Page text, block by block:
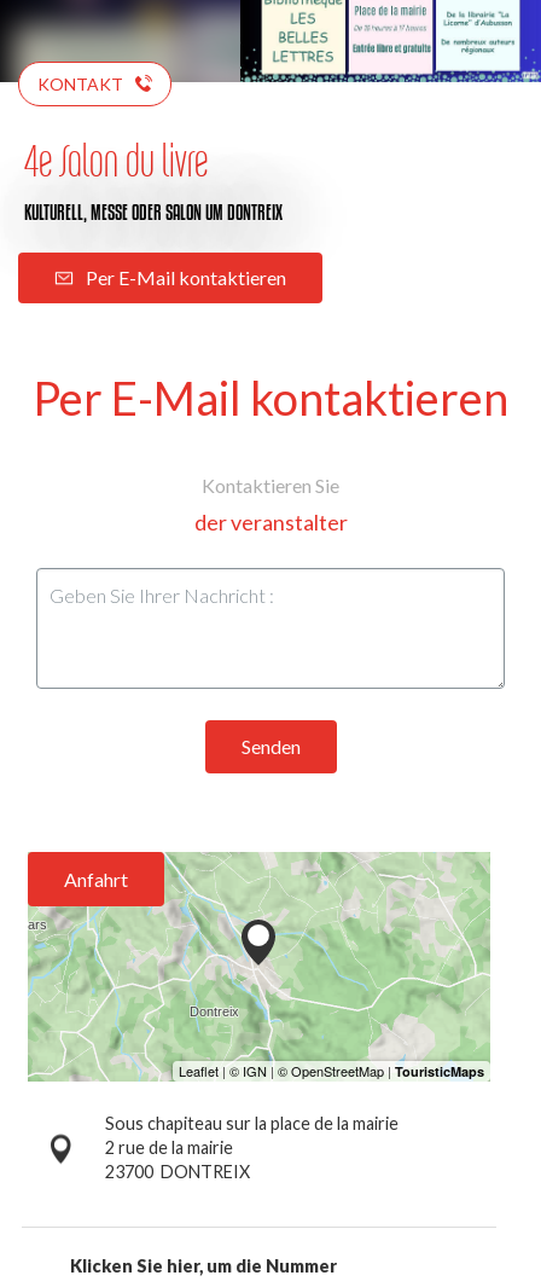
KONTAKT
4e Salon du livre
KULTURELL, MESSE ODER SALONUM DONTREIX
Per E-Mail kontaktieren
Per E-Mail kontaktieren
Kontaktieren Sie
der veranstalter
Senden
Anfahrt
Sous chapiteau sur la place de la mairie
2 rue de la mairie
23700 DONTREIX
Klicken Sie hier, um die Nummer